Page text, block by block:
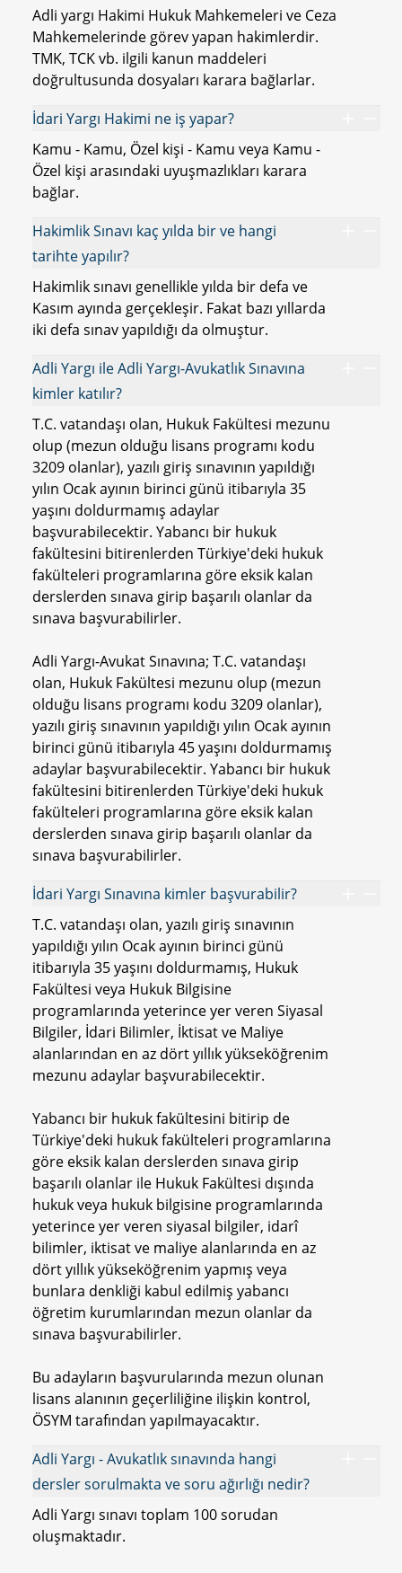
Adli yargı Hakimi Hukuk Mahkemeleri ve Ceza
Mahkemelerinde görev yapan hakimlerdir.
TMK, TCK vb. ilgili kanun maddeleri
doğrultusunda dosyaları karara bağlarlar.
İdari Yargı Hakimi ne iş yapar?
Kamu - Kamu, Özel kişi - Kamu veya Kamu -
Özel kişi arasındaki uyuşmazlıkları karara
bağlar.
Hakimlik Sınavı kaç yılda bir ve hangi
tarihte yapılır?
Hakimlik sınavı genellikle yılda bir defa ve
Kasım ayında gerçekleşir. Fakat bazı yıllarda
iki defa sınav yapıldığı da olmuştur.
Adli Yargı ile Adli Yargı-Avukatlık Sınavına
kimler katılır?
T.C. vatandaşı olan, Hukuk Fakültesi mezunu
olup (mezun olduğu lisans programı kodu
3209 olanlar), yazılı giriş sınavının yapıldığı
yılın Ocak ayının birinci günü itibarıyla 35
yaşını doldurmamış adaylar
başvurabilecektir. Yabancı bir hukuk
fakültesini bitirenlerden Türkiye'deki hukuk
fakülteleri programlarına göre eksik kalan
derslerden sınava girip başarılı olanlar da
sınava başvurabilirler.
Adli Yargı-Avukat Sınavına; T.C. vatandaşı
olan, Hukuk Fakültesi mezunu olup (mezun
olduğu lisans programı kodu 3209 olanlar),
yazılı giriş sınavının yapıldığı yılın Ocak ayının
birinci günü itibarıyla 45 yaşını doldurmamış
adaylar başvurabilecektir. Yabancı bir hukuk
fakültesini bitirenlerden Türkiye'deki hukuk
fakülteleri programlarına göre eksik kalan
derslerden sınava girip başarılı olanlar da
sınava başvurabilirler.
İdari Yargı Sınavına kimler başvurabilir?
T.C. vatandaşı olan, yazılı giriş sınavının
yapıldığı yılın Ocak ayının birinci günü
itibarıyla 35 yaşını doldurmamış, Hukuk
Fakültesi veya Hukuk Bilgisine
programlarında yeterince yer veren Siyasal
Bilgiler, İdari Bilimler, İktisat ve Maliye
alanlarından en az dört yıllık yükseköğrenim
mezunu adaylar başvurabilecektir.
Yabancı bir hukuk fakültesini bitirip de
Türkiye'deki hukuk fakülteleri programlarına
göre eksik kalan derslerden sınava girip
başarılı olanlar ile Hukuk Fakültesi dışında
hukuk veya hukuk bilgisine programlarında
yeterince yer veren siyasal bilgiler, idarî
bilimler, iktisat ve maliye alanlarında en az
dört yıllık yükseköğrenim yapmış veya
bunlara denkliği kabul edilmiş yabancı
öğretim kurumlarından mezun olanlar da
sınava başvurabilirler.
Bu adayların başvurularında mezun olunan
lisans alanının geçerliliğine ilişkin kontrol,
ÖSYM tarafından yapılmayacaktır.
Adli Yargı - Avukatlık sınavında hangi
dersler sorulmakta ve soru ağırlığı nedir?
Adli Yargı sınavı toplam 100 sorudan
oluşmaktadır.